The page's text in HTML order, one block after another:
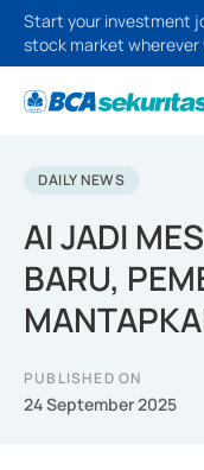
Start your investment
stock market wherever
DAILY NEWS
AI JADI
BARU,
PUBLISHED ON
24 September 2025